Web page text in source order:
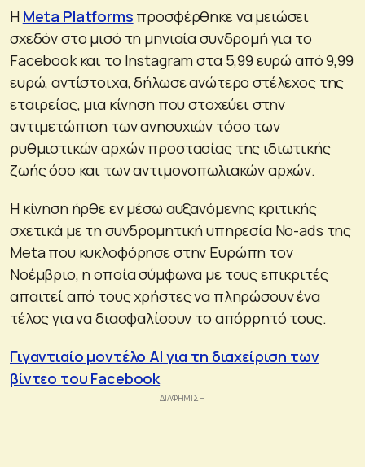
Η Meta Platforms προσφέρθηκε να μειώσει
σχεδόν στο μισό τη μηνιαία συνδρομή για το
Facebook και το Instagram στα 5,99 ευρώ από 9,99
ευρώ, αντίστοιχα, δήλωσε ανώτερο στέλεχος της
εταιρείας, μια κίνηση που στοχεύει στην
αντιμετώπιση των ανησυχιών τόσο των
ρυθμιστικών αρχών προστασίας της ιδιωτικής
ζωής όσο και των αντιμονοπωλιακών αρχών.
Η κίνηση ήρθε εν μέσω αυξανόμενης κριτικής
σχετικά με τη συνδρομητική υπηρεσία No-ads της
Meta που κυκλοφόρησε στην Ευρώπη τον
Νοέμβριο, η οποία σύμφωνα με τους επικριτές
απαιτεί από τους χρήστες να πληρώσουν ένα
τέλος για να διασφαλίσουν το απόρρητό τους.
Γιγαντιαίο μοντέλο AI για τη διαχείριση των
βίντεο του Facebook